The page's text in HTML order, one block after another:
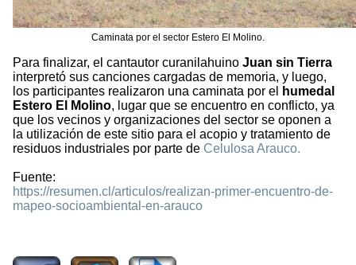
Caminata por el sector Estero El Molino.
Para finalizar, el cantautor curanilahuino Juan sin Tierra
interpretó sus canciones cargadas de memoria, y luego,
los participantes realizaron una caminata por el
humedal
Estero El Molino, lugar que se encuentro en conflicto, ya
que los vecinos y organizaciones del sector se oponen a
la utilización de este sitio para el acopio y tratamiento de
residuos industriales por parte de Celulosa Arauco.
Fuente:
https://resumen.cl/articulos/realizan-primer-encuentro-de-
mapeo-socioambiental-en-arauco